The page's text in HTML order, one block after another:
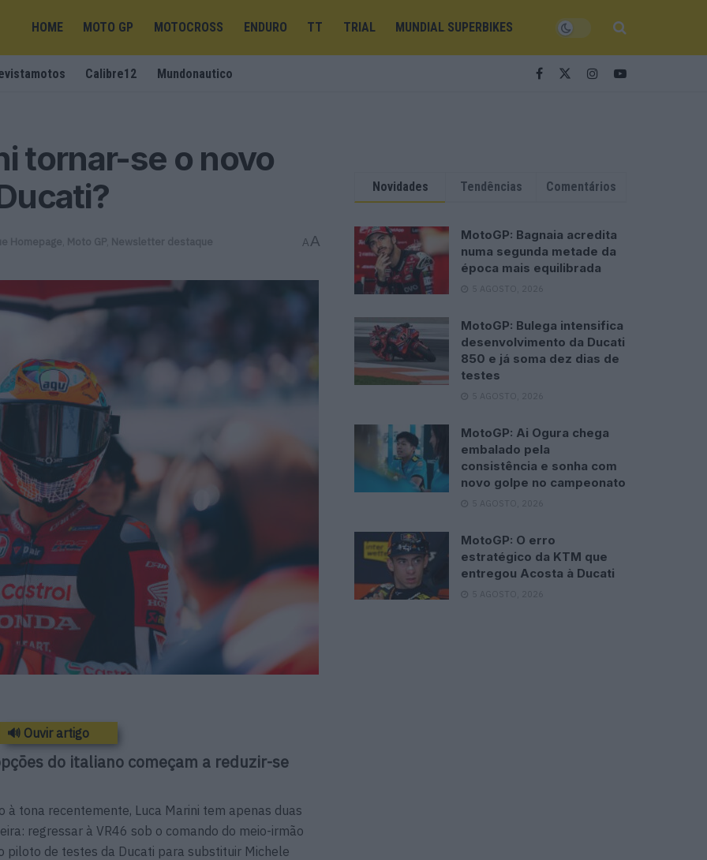
HOME MOTO GP MOTOCROSS ENDURO TT TRIAL MUNDIAL SUPERBIKES
Calibre12 Mundonautico
tornar-se o novo
Homepage Moto GP Newsletter destaque AA
🔊 Ouvir artigo
do italiano começam a reduzir-se
à tona recentemente, Luca Marini tem apenas duas
regressar à VR46 sob o comando do meio-irmão
piloto de testes da Ducati para substituir Michele
Novidades Tendências Comentários
MotoGP: Bagnaia acredita
numa segunda metade da
época mais equilibrada
5 AGOSTO, 2026
MotoGP: Bulega intensifica
desenvolvimento da Ducati
850 e já soma dez dias de
testes
5 AGOSTO, 2026
MotoGP: Ai Ogura chega
embalado pela
consistência e sonha com
novo golpe no campeonato
5 AGOSTO, 2026
MotoGP: O erro
estratégico da KTM que
entregou Acosta à Ducati
5 AGOSTO, 2026